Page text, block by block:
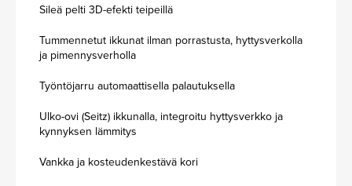
Sileä pelti 3D-efekti teipeillä
Tummennetut ikkunat ilman porrastusta, hyttysverkolla
ja pimennysverholla
Työntöjarru automaattisella palautuksella
Ulko-ovi (Seitz) ikkunalla, integroitu hyttysverkko ja
kynnyksen lämmitys
Vankka ja kosteudenkestävä kori